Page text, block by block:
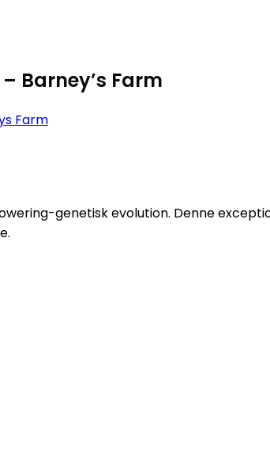
Barney’s Farm
Farm
genetisk evolution. Denne